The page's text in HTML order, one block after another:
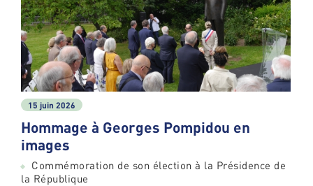
15 juin 2026
Hommage à Georges Pompidou en
images
Commémoration de son élection à la Présidence de
la République